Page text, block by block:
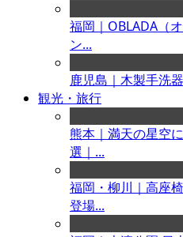
福岡｜OBLADA（
ン...
鹿児島｜木製手洗
観光・旅行
熊本｜満天の星空
選｜...
福岡・柳川｜高座
登場...